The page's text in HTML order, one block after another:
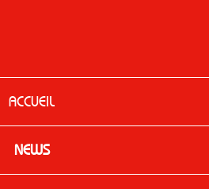
ACCUEIL
NEWS